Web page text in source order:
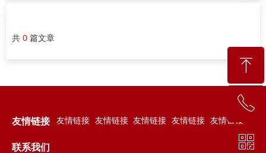
共 0 篇文章
联系我们
友情链接 友情链接 友情链接 友情链接 友情链接
友情链接
ꁸ
回到顶部
ꂅ
0795-7179088
ꀥ